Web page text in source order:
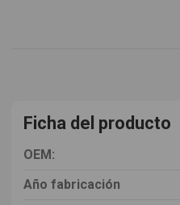
Ficha del producto
OEM:
Año fabricación